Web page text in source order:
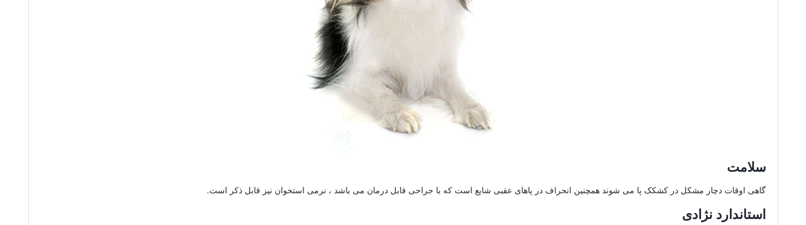
سلامت
گاهی اوقات دچار مشکل در کشکک پا می شوند همچنین انحراف در پاهای عقبی شایع است که با جراحی قابل درمان می باشد ، نرمی استخوان نیز قابل ذکر است.
استاندارد نژادی